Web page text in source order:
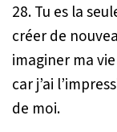
28. Tu es la
créer de
imaginer ma
car j’ai
de moi.